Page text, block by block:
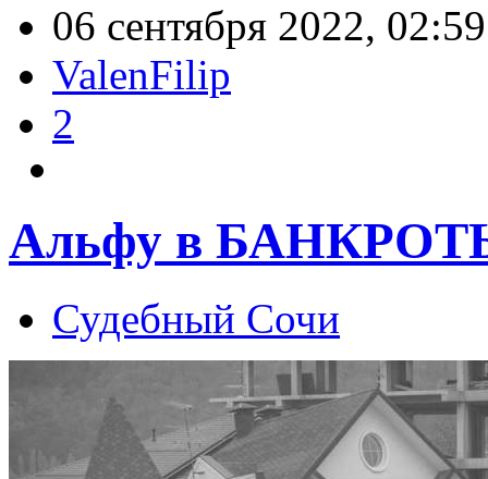
06 сентября 2022, 02:59
ValenFilip
2
Альфу в
Судебный Сочи